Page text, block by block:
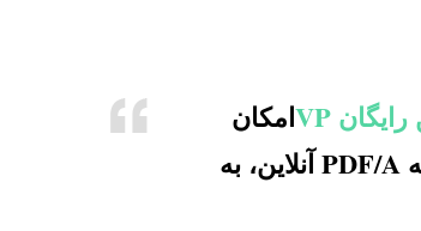
امکان
تبدیل سند به PDF/A را در چند مرحله فراهم می‌کند. تبدیل PDF به PDF/A آنلاین، به